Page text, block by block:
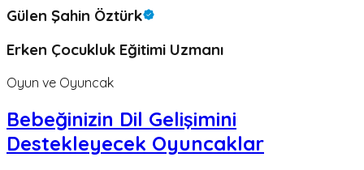
Gülen Şahin Öztürk
Erken Çocukluk Eğitimi Uzmanı
Oyun ve Oyuncak
Bebeğinizin Dil Gelişimini
Destekleyecek Oyuncaklar